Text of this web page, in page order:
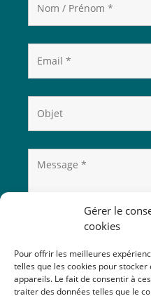
Gérer le
cookies
Pour offrir les meilleures
telles que les cookies pour
appareils. Le fait de consentir à
traiter des données telles que le